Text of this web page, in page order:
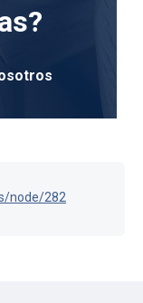
node/282